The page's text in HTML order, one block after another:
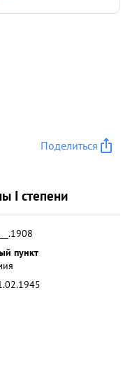
полки, ли ным
по территории
Поделиться
I степени
пункт